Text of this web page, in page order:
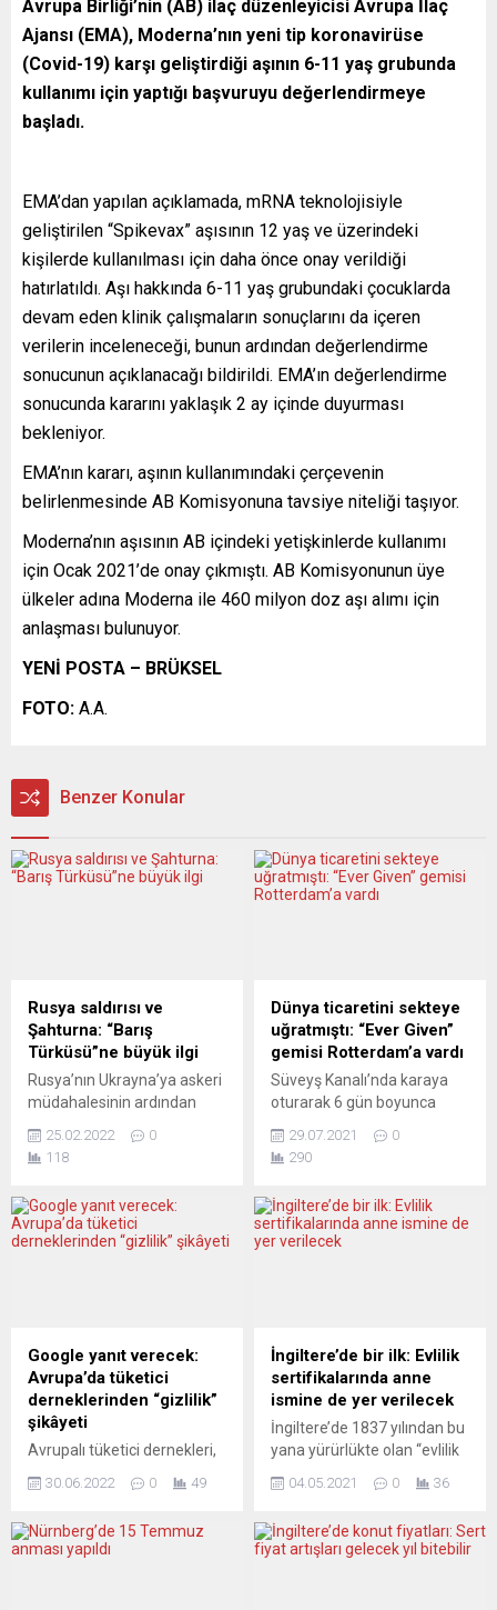
Avrupa Birliği’nin (AB) ilaç düzenleyicisi Avrupa İlaç
Ajansı (EMA), Moderna’nın yeni tip koronavirüse
(Covid-19) karşı geliştirdiği aşının 6-11 yaş grubunda
kullanımı için yaptığı başvuruyu değerlendirmeye
başladı.
EMA’dan yapılan açıklamada, mRNA teknolojisiyle
geliştirilen “Spikevax” aşısının 12 yaş ve üzerindeki
kişilerde kullanılması için daha önce onay verildiği
hatırlatıldı. Aşı hakkında 6-11 yaş grubundaki çocuklarda
devam eden klinik çalışmaların sonuçlarını da içeren
verilerin inceleneceği, bunun ardından değerlendirme
sonucunun açıklanacağı bildirildi. EMA’ın değerlendirme
sonucunda kararını yaklaşık 2 ay içinde duyurması
bekleniyor.
EMA’nın kararı, aşının kullanımındaki çerçevenin
belirlenmesinde AB Komisyonuna tavsiye niteliği taşıyor.
Moderna’nın aşısının AB içindeki yetişkinlerde kullanımı
için Ocak 2021’de onay çıkmıştı. AB Komisyonunun üye
ülkeler adına Moderna ile 460 milyon doz aşı alımı için
anlaşması bulunuyor.
YENİ POSTA – BRÜKSEL
FOTO: A.A.
Benzer Konular
Rusya saldırısı ve
Şahturna: “Barış
Türküsü”ne büyük ilgi
Rusya’nın Ukrayna’ya askeri
müdahalesinin ardından
Şah Turna (Şahturna) ve
bestekâr, yazar, aktivist eşi
bestelediği Barış Türküsü
şiirleri ve şarkıları sosyal
eserlere yönelik ilgiyi şöyle
değerlendirdi: “Sevgili
yaşamı güzel...
25.02.2022
0
118
Dünya ticaretini sekteye
uğratmıştı: “Ever Given”
gemisi Rotterdam’a vardı
Süveyş Kanalı’nda karaya
oturarak 6 gün boyunca
ve küresel ticaret için alarm
zillerinin çalmasına neden
gemisi 4 ayın ardından
Hollanda’nın Rotterdam
tutulduktan sonra tazminat
konusunda anlaşma
sağlanmasının ardından...
29.07.2021
0
290
Google yanıt verecek:
Avrupa’da tüketici
derneklerinden “gizlilik”
şikâyeti
Avrupalı tüketici dernekleri,
Google’ı hesap kayıt
verileri kullanması nedeniyle
veri koruma otoritelerine
30.06.2022 0 49
İngiltere’de bir ilk: Evlilik
sertifikalarında anne
ismine de yer verilecek
İngiltere’de 1837 yılından bu
yana yürürlükte olan “evlilik
gidilerek, çiftlerin yalnızca
evlilik sertifikalarında ilk kez
anne isminin de yer alacağı
04.05.2021 0 36